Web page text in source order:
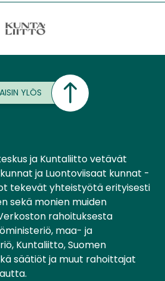
YLÖS
ja Kuntaliitto vetävät
ja Luontoviisaat kunnat -
tekevät yhteistyötä erityisesti
sekä monien muiden
rahoituksesta
maa- ja
Kuntaliitto, Suomen
säätiöt ja muut rahoittajat